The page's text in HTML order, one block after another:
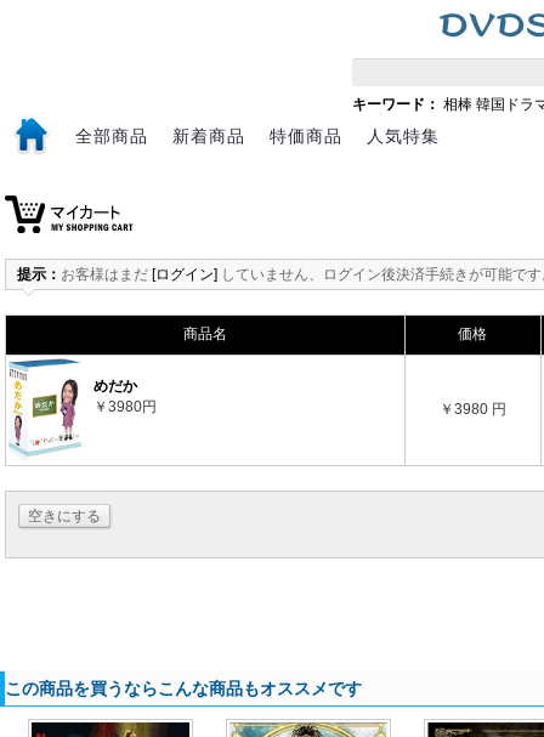
キーワード： 相棒 韓国ドラ
全部商品 新着商品 特価商品 人気特集
提示： お客様はまだ [ログイン] していません、ログイン後決済手続きが可能で
商品名 価格
めだか
￥3980円
￥3980 円
空きにする
この商品を買うならこんな商品もオススメです